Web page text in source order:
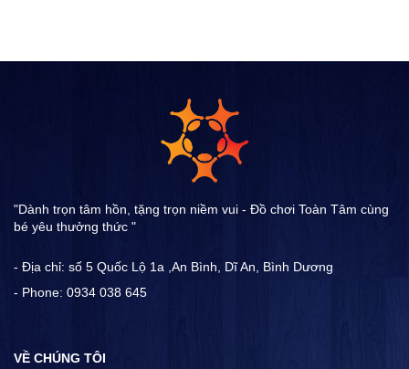
"Dành trọn tâm hồn, tặng trọn niềm vui - Đồ chơi Toàn Tâm cùng
bé yêu thưởng thức "
- Địa chỉ: số 5 Quốc Lộ 1a ,An Bình, Dĩ An, Bình Dương
- Phone: 0934 038 645
VỀ CHÚNG TÔI